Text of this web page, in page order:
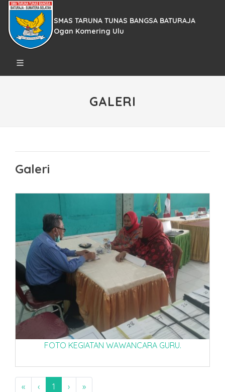
SMAS TARUNA TUNAS BANGSA BATURAJA
Ogan Komering Ulu
GALERI
Galeri
FOTO KEGIATAN WAWANCARA GURU.
« ‹ 1 › »